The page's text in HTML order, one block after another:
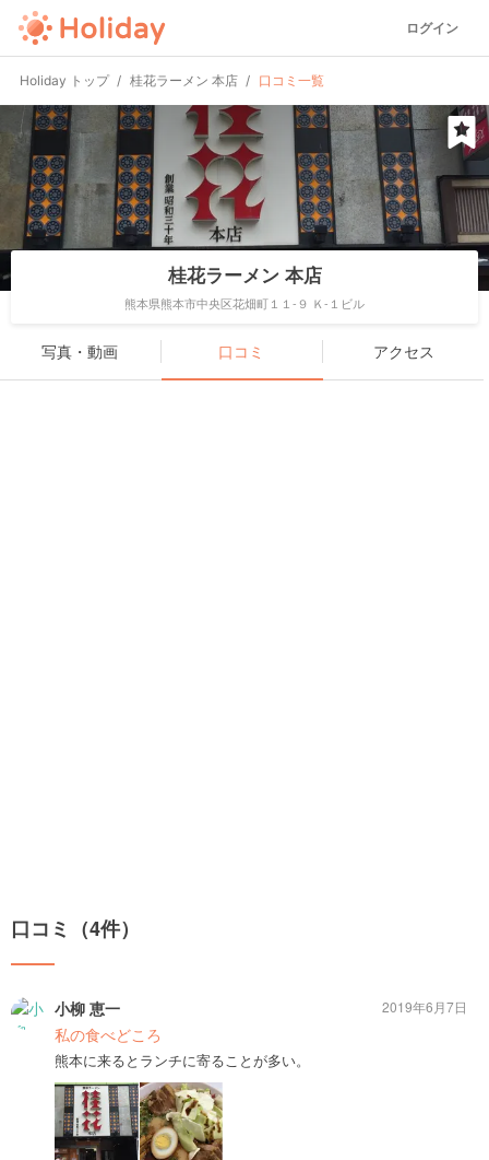
ログイン
Holiday トップ 桂花ラーメン 本店 口コミ一覧
桂花ラーメン 本店
熊本県熊本市中央区花畑町１１-９ Ｋ-１ビル
写真・動画 口コミ アクセス
口コミ（4件）
小柳 恵一
私の食べどころ
熊本に来るとランチに寄ることが多い。
2019年6月7日